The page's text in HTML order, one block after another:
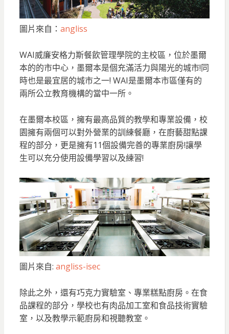
圖片來自： angliss
WAI威廉安格力斯餐飲管理學院的主校區，位於墨爾
本的的市中心，墨爾本是個充滿活力與陽光的城市!同
時也是最宜居的城市之一! WAI是墨爾本市區僅有的
兩所公立教育機構的當中一所。
在墨爾本校區，擁有最高品質的教學和專業設備，校
園擁有兩個可以對外營業的訓練餐廳，在廚藝甜點課
程的部分，更是擁有11個設備完善的專業廚房!讓學
生可以充分使用設備學習以及練習!
圖片來自: angliss-isec
除此之外，還有巧克力實驗室、專業糕點廚房。在食
品課程的部分，學校也有肉品加工室和食品技術實驗
室，以及教學示範廚房和視聽教室。